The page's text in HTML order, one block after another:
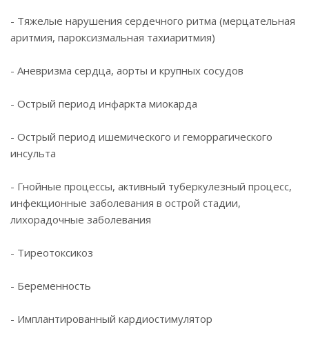
- Тяжелые нарушения сердечного ритма (мерцательная
аритмия, пароксизмальная тахиаритмия)
- Аневризма сердца, аорты и крупных сосудов
- Острый период инфаркта миокарда
- Острый период ишемического и геморрагического
инсульта
- Гнойные процессы, активный туберкулезный процесс,
инфекционные заболевания в острой стадии,
лихорадочные заболевания
- Тиреотоксикоз
- Беременность
- Имплантированный кардиостимулятор